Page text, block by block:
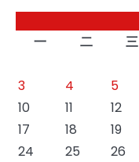
一
二 三
3
4 5
10
11 12
17
18 19
24
25 26